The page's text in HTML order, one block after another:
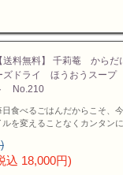
【送料無料】 千莉菴 から
ズドライ ほうおうスープ
No.210
日食べるごはんだからこそ、
ルを変えることなくカンタン
込 18,000円)